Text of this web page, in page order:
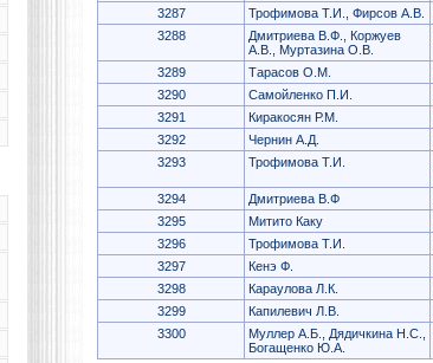
3287
Трофимова Т.И., Фирсов А.В.
3288
Дмитриева В.Ф., Коржуев
А.В., Муртазина О.В.
3289 Тарасов О.М.
3290
Самойленко П.И.
3291
Киракосян Р.М.
3292
Чернин А.Д.
3293
Трофимова Т.И.
3294
Дмитриева В.Ф
3295
Митито Каку
3296
Трофимова Т.И.
3297
Кенэ Ф.
3298
Караулова Л.К.
3299
Капилевич Л.В.
3300
Муллер А.Б., Дядичкина Н.С.,
Богащенко Ю.А.